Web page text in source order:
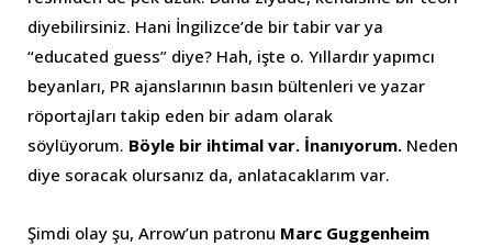
diyebilirsiniz. Hani İngilizce’de bir tabir var ya
“educated guess” diye? Hah, işte o. Yıllardır yapımcı
beyanları, PR ajanslarının basın bültenleri ve yazar
röportajları takip eden bir adam olarak
söylüyorum. Böyle bir ihtimal var. İnanıyorum. Neden
diye soracak olursanız da, anlatacaklarım var.
Şimdi olay şu, Arrow’un patronu Marc Guggenheim